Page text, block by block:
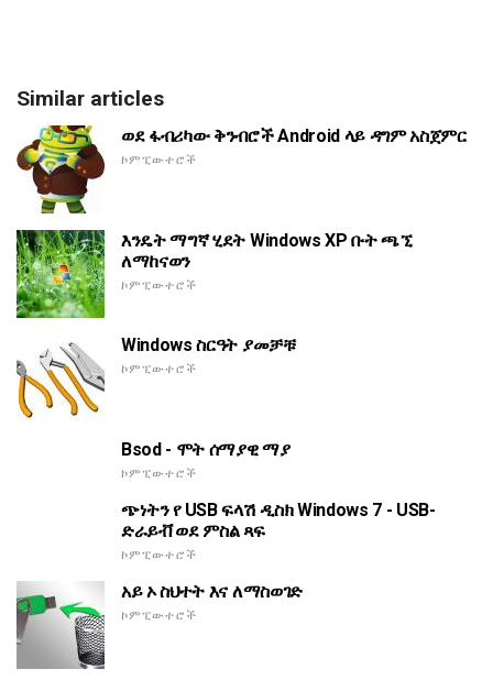
Similar articles
ወደ ፋብሪካው ቅንብሮች Android ላይ ዳግም አስጀምር
ኮምፒውተሮች
እንዴት ማግኛ ሂደት Windows XP ቡት ጫኚ
ለማከናወን
ኮምፒውተሮች
Windows ስርዓት ያመቻቹ
ኮምፒውተሮች
Bsod - ሞት ሰማያዊ ማያ
ኮምፒውተሮች
ጭነትን የ USB ፍላሽ ዲስክ Windows 7 - USB-
ድራይቭ ወደ ምስል ጻፍ
ኮምፒውተሮች
አይ ኦ ስህተት እና ለማስወገድ
ኮምፒውተሮች